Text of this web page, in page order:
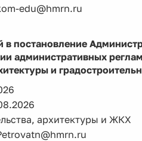
edu@hmrn.ru
в постановление
административных
и
архитектуры и ЖКХ